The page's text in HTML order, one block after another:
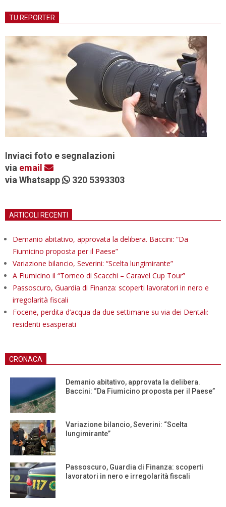
TU REPORTER
Inviaci foto e segnalazioni
via email
via Whatsapp
320 5393303
ARTICOLI RECENTI
Demanio abitativo, approvata la delibera. Baccini: “Da
Fiumicino proposta per il Paese”
Variazione bilancio, Severini: “Scelta lungimirante”
A Fiumicino il “Torneo di Scacchi – Caravel Cup Tour”
Passoscuro, Guardia di Finanza: scoperti lavoratori in nero e
irregolarità fiscali
Focene, perdita d’acqua da due settimane su via dei Dentali:
residenti esasperati
CRONACA
Demanio abitativo, approvata la delibera.
Baccini: “Da Fiumicino proposta per il Paese”
Variazione bilancio, Severini: “Scelta
lungimirante”
Passoscuro, Guardia di Finanza: scoperti
lavoratori in nero e irregolarità fiscali